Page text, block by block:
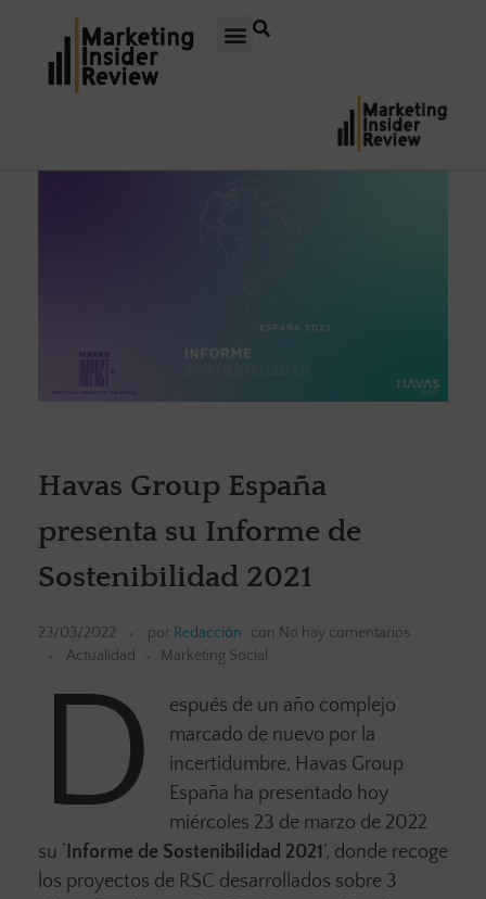
Havas Group España
presenta su Informe de
Sostenibilidad 2021
23/03/2022 por Redacción con No hay comentarios
Actualidad
Marketing Social
D
espués de un año complejo
marcado de nuevo por la
incertidumbre, Havas Group
España ha presentado hoy
miércoles 23 de marzo de 2022
su ‘Informe de Sostenibilidad 2021’, donde recoge
los proyectos de RSC desarrollados sobre 3